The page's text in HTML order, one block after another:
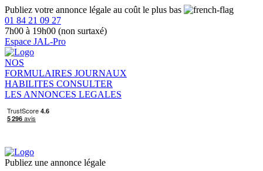
Publiez votre annonce légale au coût le plus bas
01 84 21 09 27
7h00 à 19h00 (non surtaxé)
Espace JAL-Pro
NOS
FORMULAIRES JOURNAUX
HABILITES CONSULTER
LES ANNONCES LEGALES
Publiez une annonce légale